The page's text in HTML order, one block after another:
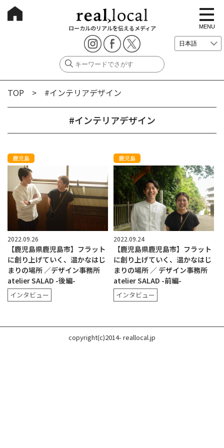
ローカルのリアルを伝えるメディア
t
o
g
g
e
i
i
MENU
TOP > #インテリアデザイン
#インテリアデザイン
鹿児島
2022.09.26
【鹿児島県鹿児島市】フラット
に創り上げていく、温かなはじ
まりの場所 ／デザイン事務所
atelier SALAD -後編-
インタビュー
鹿児島
2022.09.24
【鹿児島県鹿児島市】フラット
に創り上げていく、温かなはじ
まりの場所 ／ デザイン事務所
atelier SALAD -前編-
インタビュー
copyright(c)2014- reallocal.jp